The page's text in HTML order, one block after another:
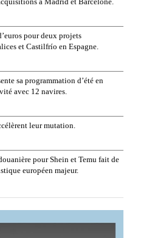
à Madrid et Barcelone.
pour deux projets
et Castilfrío en Espagne.
sa programmation d’été en
avec 12 navires.
leur mutation.
pour Shein et Temu fait de
européen majeur.